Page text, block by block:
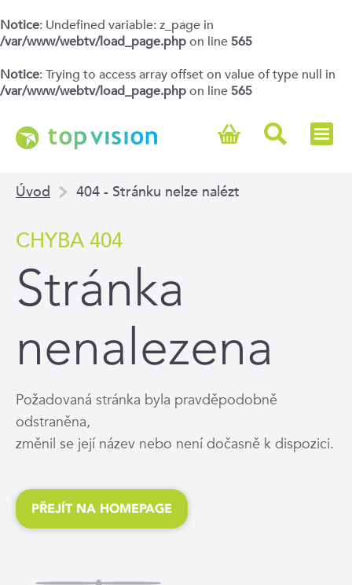
Notice: Undefined variable: z_page in
/var/www/webtv/load_page.phpon line565
Notice: Trying to access array offset on value of type null in
/var/www/webtv/load_page.phpon line565
Úvod 404 - Stránku nelze nalézt
CHYBA 404
Stránka
nenalezena
Požadovaná stránka byla pravděpodobně
odstraněna,
změnil se její název nebo není dočasně k dispozici.
PŘEJÍT NA HOMEPAGE